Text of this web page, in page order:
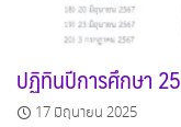
ปฏิทินปีการศึกษา
17 มิถุนายน 2025